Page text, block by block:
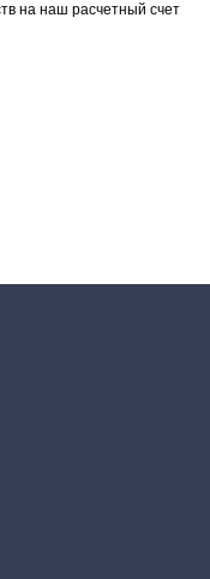
на наш расчетный счет